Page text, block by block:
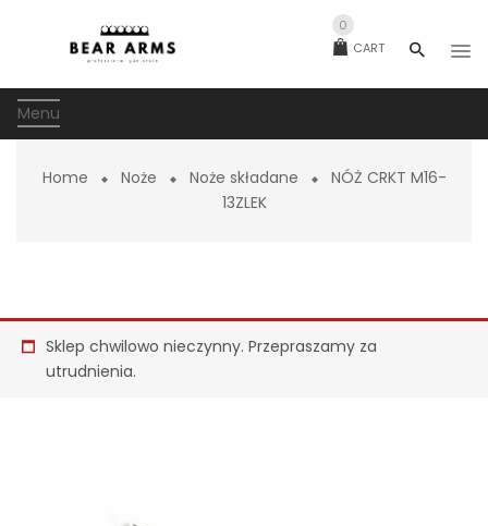
CART
0
Menu
Home Noże Noże składane
NÓŻ CRKT M16-
13ZLEK
Sklep chwilowo nieczynny. Przepraszamy za
utrudnienia.